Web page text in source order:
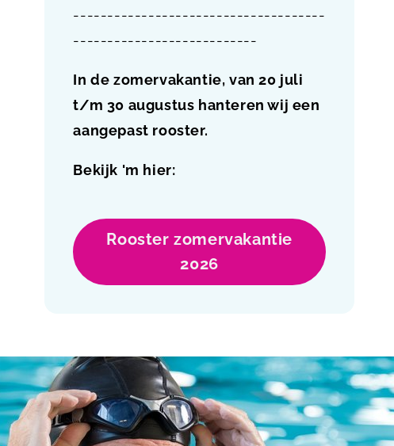
-------------------------------------
---------------------------
In de zomervakantie, van 20 juli
t/m 30 augustus hanteren wij een
aangepast rooster.
Bekijk 'm hier:
Rooster zomervakantie
2026